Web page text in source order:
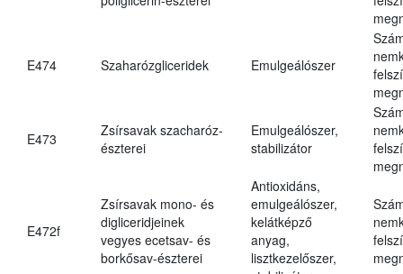
E474 Szaharózgliceridek Emulgeálószer
E473
Zsírsavak szacharóz-
észterei
Emulgeálószer,
stabilizátor
E472f
Zsírsavak mono- és
digliceridjeinek
vegyes ecetsav- és
borkősav-észterei
Antioxidáns,
emulgeálószer,
kelátképző
anyag,
lisztkezelőszer,